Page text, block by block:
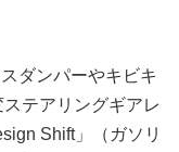
ダンパーやキビキ
テアリングギアレ
Shift」（ガソリ